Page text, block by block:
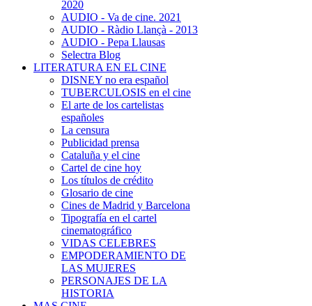
2020
AUDIO - Va de cine. 2021
AUDIO - Ràdio Llançà - 2013
AUDIO - Pepa Llausas
Selectra Blog
LITERATURA EN EL CINE
DISNEY no era español
TUBERCULOSIS en el cine
El arte de los cartelistas
españoles
La censura
Publicidad prensa
Cataluña y el cine
Cartel de cine hoy
Los títulos de crédito
Glosario de cine
Cines de Madrid y Barcelona
Tipografía en el cartel
cinematográfico
VIDAS CELEBRES
EMPODERAMIENTO DE
LAS MUJERES
PERSONAJES DE LA
HISTORIA